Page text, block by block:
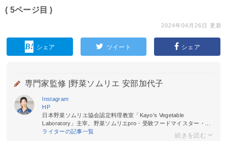
( 5ページ目 )
2024年04月26日 更新
シェア ツイート シェア
専門家監修 | 野菜ソムリエ 安部加代子
Instagram
HP
日本野菜ソムリエ協会認定料理教室「Kayo’s Vegetable
Laboratory」主宰。野菜ソムリエpro・受験フードマイスター・...
ライターの記事一覧